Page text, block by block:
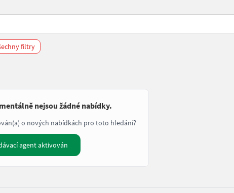
filtry
nejsou žádné nabídky.
o nových nabídkách pro toto hledání?
agent aktivován